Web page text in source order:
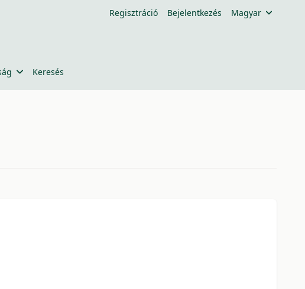
Regisztráció Bejelentkezés Magyar
Keresés